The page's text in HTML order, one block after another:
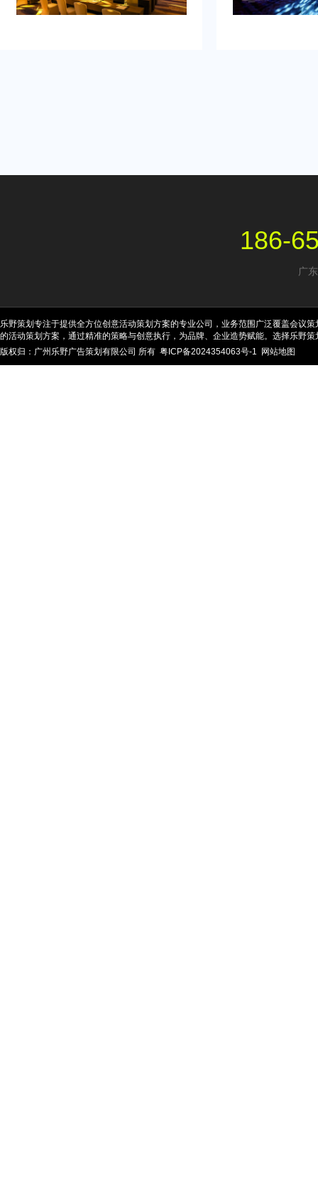
186-
广
乐野策划专注于提供全方位创意活动策划方案的专业公司，业务范围广泛覆盖会议
的活动策划方案，通过精准的策略与创意执行，为品牌、企业造势赋能。选择乐野
版权归：广州乐野广告策划有限公司 所有 粤ICP备2024354063号-1 网站地图